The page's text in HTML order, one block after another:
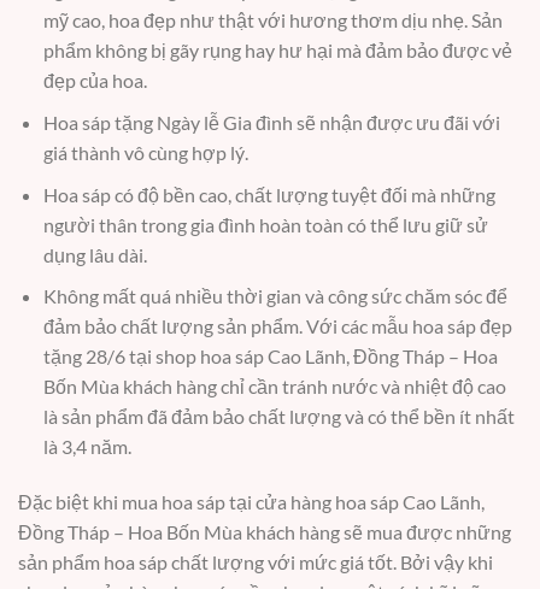
mỹ cao, hoa đẹp như thật với hương thơm dịu nhẹ. Sản
phẩm không bị gãy rụng hay hư hại mà đảm bảo được vẻ
đẹp của hoa.
Hoa sáp tặng Ngày lễ Gia đình sẽ nhận được ưu đãi với
giá thành vô cùng hợp lý.
Hoa sáp có độ bền cao, chất lượng tuyệt đối mà những
người thân trong gia đình hoàn toàn có thể lưu giữ sử
dụng lâu dài.
Không mất quá nhiều thời gian và công sức chăm sóc để
đảm bảo chất lượng sản phẩm. Với các mẫu hoa sáp đẹp
tặng 28/6 tại shop hoa sáp Cao Lãnh, Đồng Tháp – Hoa
Bốn Mùa khách hàng chỉ cần tránh nước và nhiệt độ cao
là sản phẩm đã đảm bảo chất lượng và có thể bền ít nhất
là 3,4 năm.
Đặc biệt khi mua hoa sáp tại cửa hàng hoa sáp Cao Lãnh,
Đồng Tháp – Hoa Bốn Mùa khách hàng sẽ mua được những
sản phẩm hoa sáp chất lượng với mức giá tốt. Bởi vậy khi